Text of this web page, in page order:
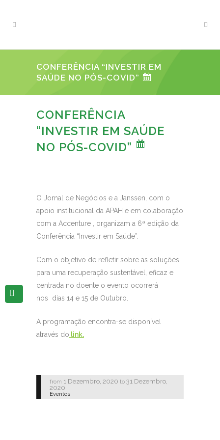
CONFERÊNCIA “INVESTIR EM
SAÚDE NO PÓS-COVID”
CONFERÊNCIA
“INVESTIR EM SAÚDE
NO PÓS-COVID”
O Jornal de Negócios e a Janssen, com o
apoio institucional da APAH e em colaboração
com a Accenture , organizam a 6ª edição da
Conferência “Investir em Saúde”.
Com o objetivo de refletir sobre as soluções
para uma recuperação sustentável, eficaz e
centrada no doente o evento ocorrerá
nos dias 14 e 15 de Outubro.
A programação encontra-se disponível
através do link.
from 1 Dezembro, 2020 to 31 Dezembro,
2020
Eventos